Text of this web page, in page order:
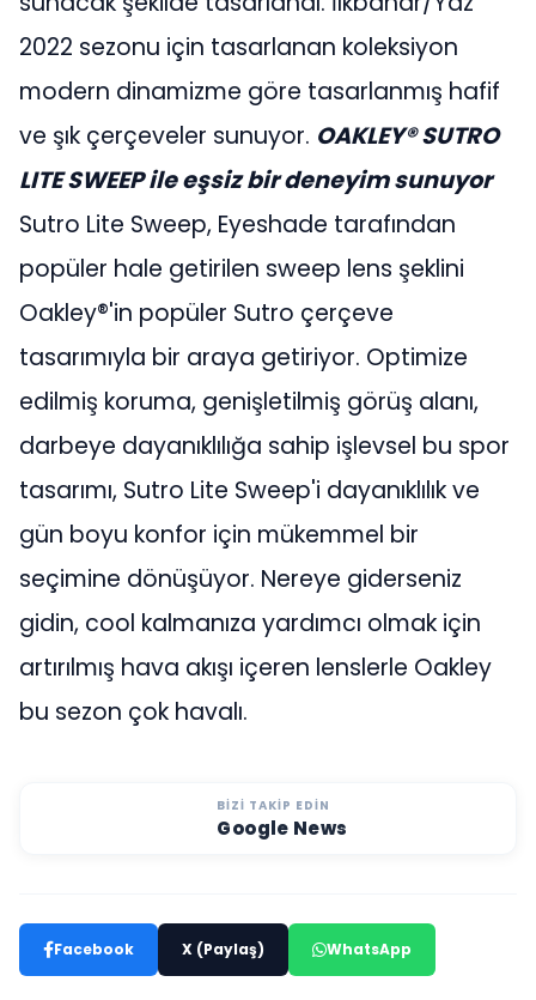
2022 sezonu için tasarlanan koleksiyon
modern dinamizme göre tasarlanmış hafif
ve şık çerçeveler sunuyor. OAKLEY® SUTRO
LITE SWEEP ile eşsiz bir deneyim sunuyor
Sutro Lite Sweep, Eyeshade tarafından
popüler hale getirilen sweep lens şeklini
Oakley®'in popüler Sutro çerçeve
tasarımıyla bir araya getiriyor. Optimize
edilmiş koruma, genişletilmiş görüş alanı,
darbeye dayanıklılığa sahip işlevsel bu spor
tasarımı, Sutro Lite Sweep'i dayanıklılık ve
gün boyu konfor için mükemmel bir
seçimine dönüşüyor. Nereye giderseniz
gidin, cool kalmanıza yardımcı olmak için
artırılmış hava akışı içeren lenslerle Oakley
bu sezon çok havalı.
BIZI TAKIP EDIN
Google News
Facebook X (Paylaş) WhatsApp